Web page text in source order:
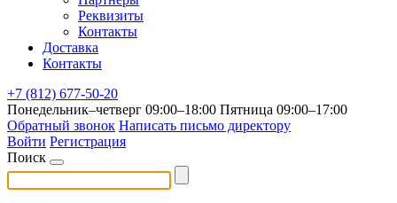
Реквизиты
Контакты
Доставка
Контакты
+7 (812) 677-50-20
Понедельник–четверг 09:00–18:00 Пятница 09:00–17:00
Обратный звонок Написать письмо директору
Войти Регистрация
Поиск